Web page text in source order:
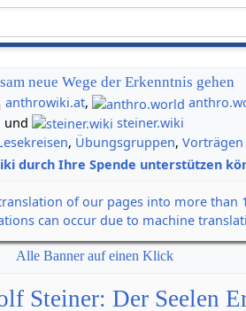
neue Wege der Erkenntnis gehen
anthrowiki.at,
und
steiner.wiki
, Übungsgruppen,Vorträgen
durch Ihre Spende unterstützen
of our pages into more than
can occur due to machine
Alle Banner auf einen Klick
Steiner: Der Seelen